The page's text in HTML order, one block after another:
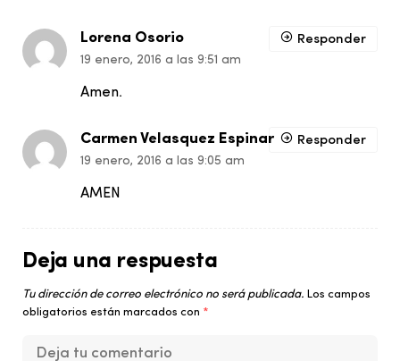
Lorena Osorio
19 enero, 2016 a las 9:51 am
Amen.
Responder
Carmen Velasquez Espinar
19 enero, 2016 a las 9:05 am
AMEN
Responder
Deja una respuesta
Tu dirección de correo electrónico no será publicada. Los campos
obligatorios están marcados con *